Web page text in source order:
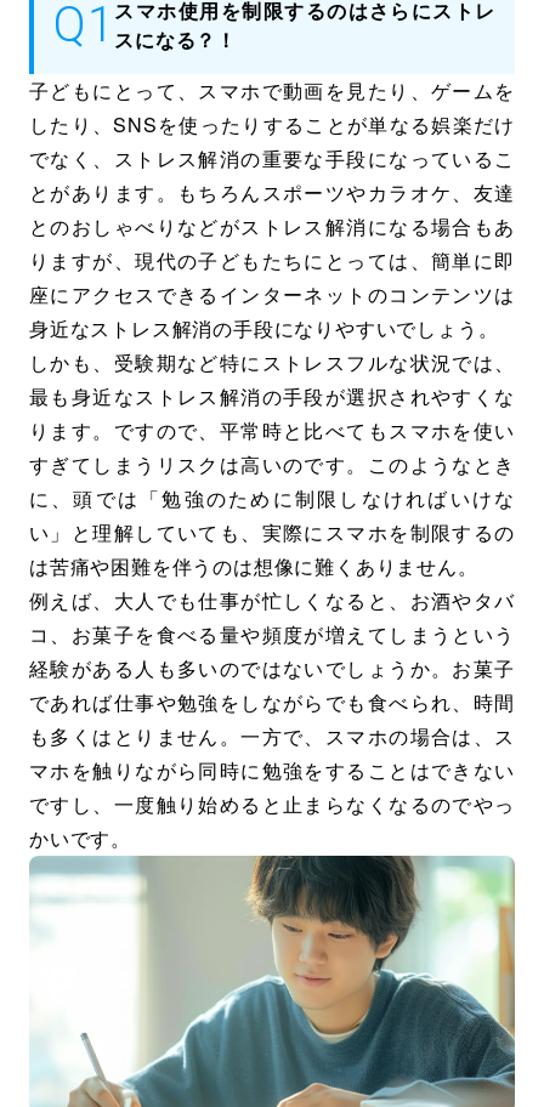
スマホ使用を制限するのはさらにストレ
スになる？！
子どもにとって、スマホで動画を見たり、ゲームを
したり、SNSを使ったりすることが単なる娯楽だけ
でなく、ストレス解消の重要な手段になっているこ
とがあります。もちろんスポーツやカラオケ、友達
とのおしゃべりなどがストレス解消になる場合もあ
りますが、現代の子どもたちにとっては、簡単に即
座にアクセスできるインターネットのコンテンツは
身近なストレス解消の手段になりやすいでしょう。
しかも、受験期など特にストレスフルな状況では、
最も身近なストレス解消の手段が選択されやすくな
ります。ですので、平常時と比べてもスマホを使い
すぎてしまうリスクは高いのです。このようなとき
に、頭では「勉強のために制限しなければいけな
い」と理解していても、実際にスマホを制限するの
は苦痛や困難を伴うのは想像に難くありません。
例えば、大人でも仕事が忙しくなると、お酒やタバ
コ、お菓子を食べる量や頻度が増えてしまうという
経験がある人も多いのではないでしょうか。お菓子
であれば仕事や勉強をしながらでも食べられ、時間
も多くはとりません。一方で、スマホの場合は、ス
マホを触りながら同時に勉強をすることはできない
ですし、一度触り始めると止まらなくなるのでやっ
かいです。